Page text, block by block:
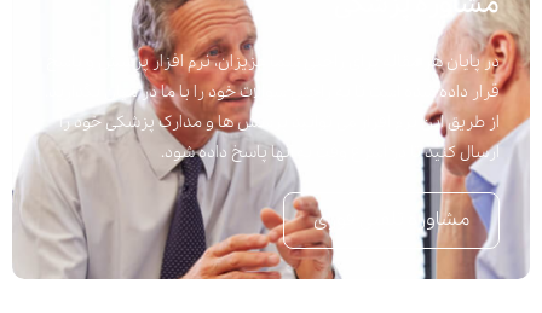
در پایان هر مقاله برای راحتی شما عزیزان، نرم افزار پرسش و پاسخ
قرار داده شده است تا به راحتی سوالات خود را با ما در میان بگذارید.
از طریق این نرم افزار می توانید پرسش ها و مدارک پزشکی خود را
ارسال کنید تا در اسرع وقت به آنها پاسخ داده شود.
مشاوره تلفنی فوری